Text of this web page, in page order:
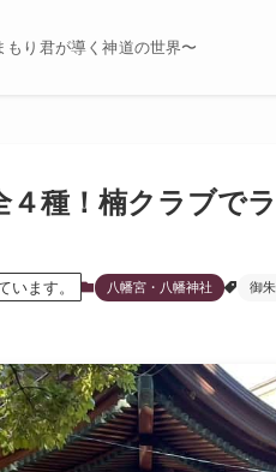
もり君が導く神道の世界〜
４種！楠クラブで
います。 八幡宮・八幡神社 御